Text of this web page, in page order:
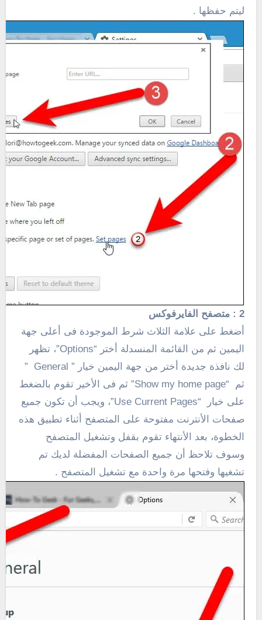
ليتم حفظها .
2 : متصفح الفايرفوكس
أضغط على علامة الثلاث شرط الموجودة فى أعلى جهة
اليمين ثم من القائمة المنسدلة أختر “Options”، تظهر
لك نافذة جديدة أختر من جهة اليمين خيار ” General ”
ثم “Show my home page” ثم فى الأخير تقوم بالضغط
على خيار “Use Current Pages”، ويجب أن تكون جميع
صفحات الأنترنت مفتوحة على المتصفح أثناء تطبيق هذه
الخطوة، بعد الأنتهاء تقوم بقفل وتشغيل المتصفح
وسوف تلاحظ أن جميع الصفحات المفضلة لديك تم
تشغيها وفتحها مرة واحدة مع تشغيل المتصفح .